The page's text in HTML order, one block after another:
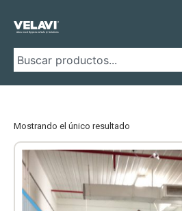
Mostrando el único resultado